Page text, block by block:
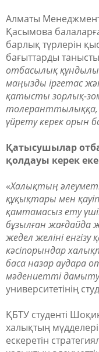
Алматы Менеджмент
Қасымова
барлық түрлерін
бағыттарды
отбасылық
маңызды іргетас
қатысты зорлық-
толеранттылыққа,
үйрету керек орын
Қатысушылар
қолдауы керек
«Халықтың
құқықтары мен
қамтамасыз ету
бұзылған жағдайда
жедел желіні
кәсіпорындар
баса назар аудара
мәдениетті
университетінің
ҚБТУ студенті
халықтың мүдделері
ескеретін